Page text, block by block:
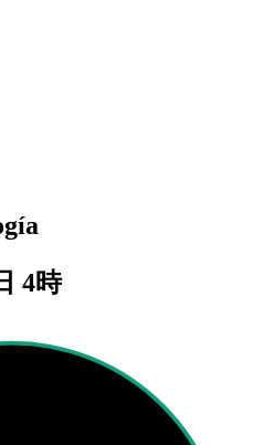
4時